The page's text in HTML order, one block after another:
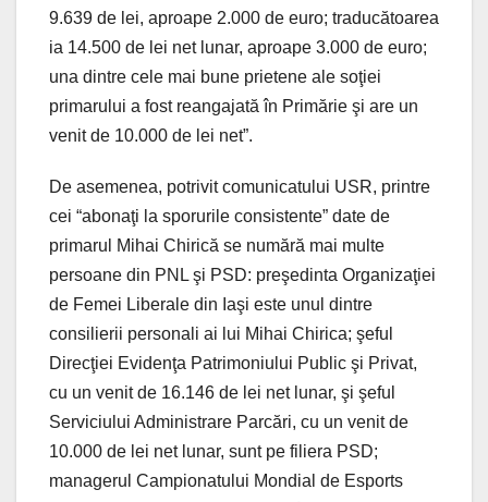
9.639 de lei, aproape 2.000 de euro; traducătoarea
ia 14.500 de lei net lunar, aproape 3.000 de euro;
una dintre cele mai bune prietene ale soţiei
primarului a fost reangajată în Primărie şi are un
venit de 10.000 de lei net”.
De asemenea, potrivit comunicatului USR, printre
cei “abonaţi la sporurile consistente” date de
primarul Mihai Chirică se numără mai multe
persoane din PNL şi PSD: preşedinta Organizaţiei
de Femei Liberale din Iaşi este unul dintre
consilierii personali ai lui Mihai Chirica; şeful
Direcţiei Evidenţa Patrimoniului Public şi Privat,
cu un venit de 16.146 de lei net lunar, şi şeful
Serviciului Administrare Parcări, cu un venit de
10.000 de lei net lunar, sunt pe filiera PSD;
managerul Campionatului Mondial de Esports